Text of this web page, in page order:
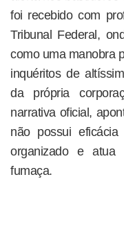
foi recebido com
Tribunal Federal,
como uma manobra
inquéritos de
da própria
narrativa oficial,
não possui
organizado e atua
fumaça.